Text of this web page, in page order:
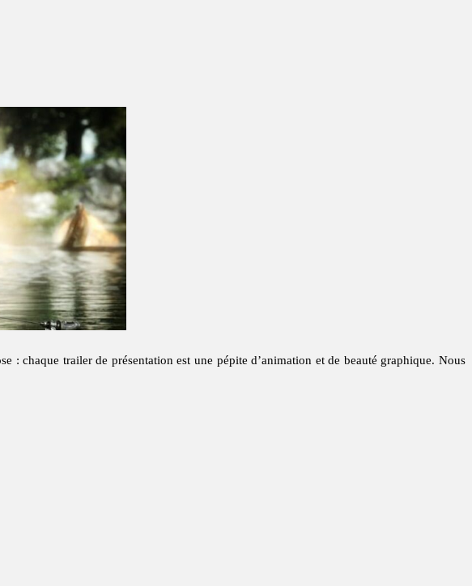
: chaque trailer de présentation est une pépite d’animation et de beauté graphique. Nous